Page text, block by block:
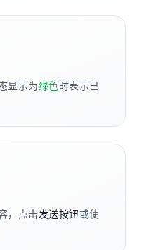
显示为绿色时表示已
，点击发送按钮或使